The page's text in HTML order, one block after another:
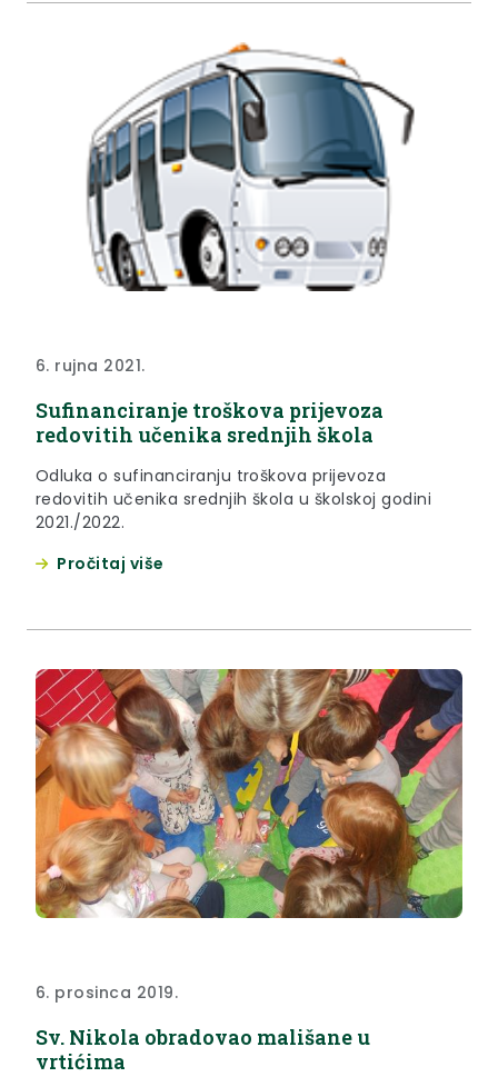
6. rujna 2021.
Sufinanciranje troškova prijevoza
redovitih učenika srednjih škola
Odluka o sufinanciranju troškova prijevoza
redovitih učenika srednjih škola u školskoj godini
2021./2022.
Pročitaj više
6. prosinca 2019.
Sv. Nikola obradovao mališane u
vrtićima